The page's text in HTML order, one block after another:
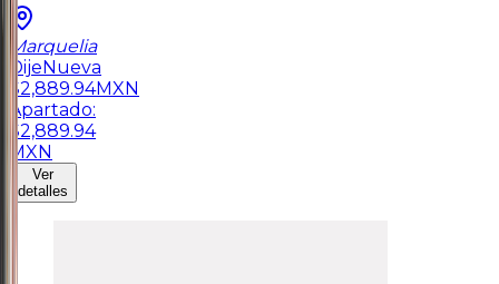
Marquelia
Dije Nueva
$2,889.94MXN
Apartado:
$2,889.94
MXN
Ver
detalles